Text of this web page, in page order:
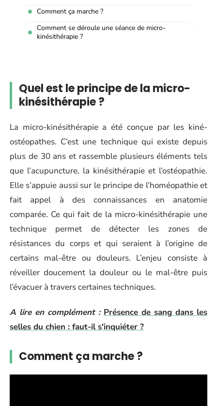
Comment ça marche ?
Comment se déroule une séance de micro-
kinésithérapie ?
Quel est le principe de la micro-
kinésithérapie ?
La micro-kinésithérapie a été conçue par les kiné-
ostéopathes. C’est une technique qui existe depuis
plus de 30 ans et rassemble plusieurs éléments tels
que l’acupuncture, la kinésithérapie et l’ostéopathie.
Elle s’appuie aussi sur le principe de l’homéopathie et
fait appel à des connaissances en anatomie
comparée. Ce qui fait de la micro-kinésithérapie une
technique permet de détecter les zones de
résistances du corps et qui seraient à l’origine de
certains mal-être ou douleurs. L’enjeu consiste à
réveiller doucement la douleur ou le mal-être puis
l’évacuer à travers certaines techniques.
A lire en complément : Présence de sang dans les
selles du chien : faut-il s'inquiéter ?
Comment ça marche ?